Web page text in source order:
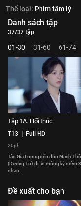
Thể loại: Phim tâm lý
Danh sách tập
37/37 tập
01-30 31-60 61-74
Tập 1A. Hối thúc
T13 Full HD
20ph
Tân Gia Lượng đến đón Mạch
(Dương Tử) đi ăn mừng kỷ niệm
nhau.
Đề xuất cho bạn